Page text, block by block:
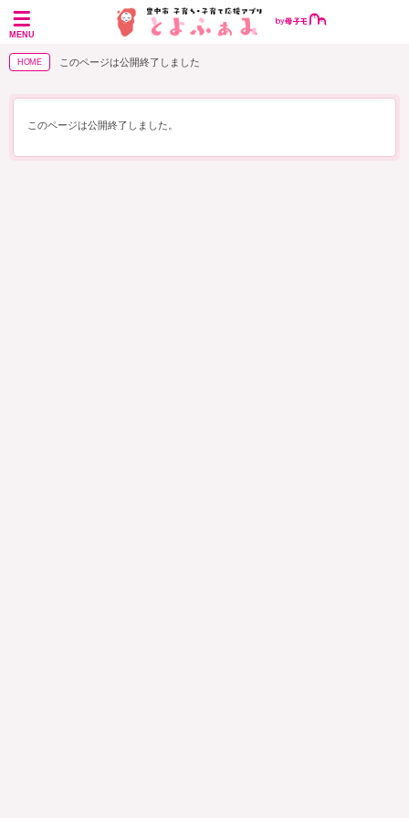
MENU
HOME このページは公開終了しました
このページは公開終了しました。